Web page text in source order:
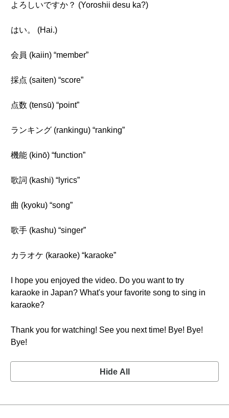
よろしいですか？ (Yoroshii desu ka?)
はい。 (Hai.)
会員 (kaiin) “member”
採点 (saiten) “score”
点数 (tensū) “point”
ランキング (rankingu) “ranking”
機能 (kinō) “function”
歌詞 (kashi) “lyrics”
曲 (kyoku) “song”
歌手 (kashu) “singer”
カラオケ (karaoke) “karaoke”
I hope you enjoyed the video. Do you want to try
karaoke in Japan? What's your favorite song to sing in
karaoke?
Thank you for watching! See you next time! Bye! Bye!
Bye!
Hide All